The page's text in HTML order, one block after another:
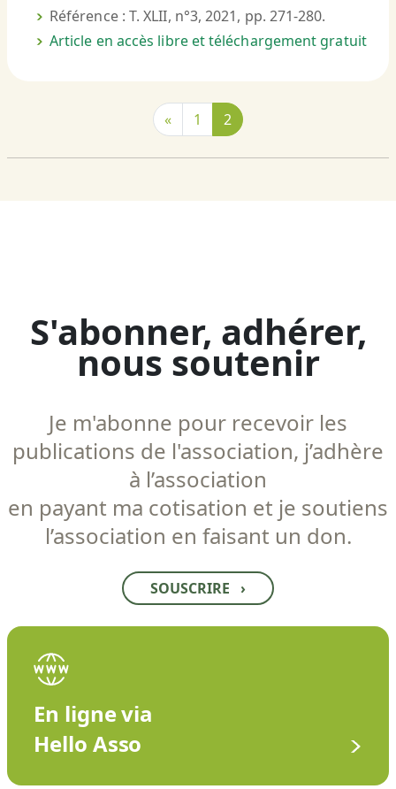
Référence : T. XLII, n°3, 2021, pp. 271-280.
Article en accès libre et téléchargement gratuit
« 1 2
S'abonner, adhérer,
nous soutenir
Je m'abonne pour recevoir les
publications de l'association, j’adhère
à l’association
en payant ma cotisation et je soutiens
l’association en faisant un don.
SOUSCRIRE ›
En ligne via
Hello Asso